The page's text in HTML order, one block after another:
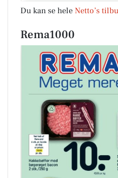
Du kan se hele Netto’s
Rema1000